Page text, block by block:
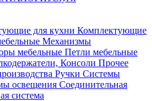
для кухни Комплектующие
Механизмы
мебельные Петли мебельные
Консоли Прочее
Ручки Системы
освещения Соединительная
система